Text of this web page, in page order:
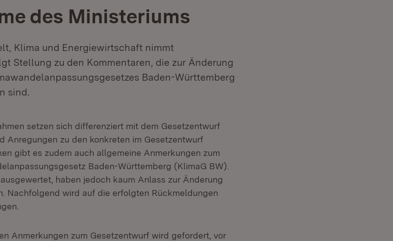
des Ministeriums
Klima und Energiewirtschaft nimmt
Stellung zu den Kommentaren, die zur Änderung
Baden-Württemberg
sind.
setzen sich differenziert mit dem Gesetzentwurf
Anregungen zu den konkreten im Gesetzentwurf
gibt es zudem auch allgemeine Anmerkungen zum
Baden-Württemberg (KlimaG BW).
haben jedoch kaum Anlass zur Änderung
Nachfolgend wird auf die erfolgten Rückmeldungen
Anmerkungen zum Gesetzentwurf wird gefordert, vor